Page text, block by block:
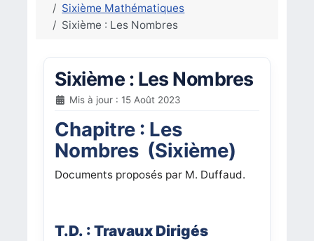
Sixième Mathématiques
Sixième : Les Nombres
Sixième : Les Nombres
Mis à jour : 15 Août 2023
Chapitre : Les
Nombres (Sixième)
Documents proposés par M. Duffaud.
T.D. : Travaux Dirigés